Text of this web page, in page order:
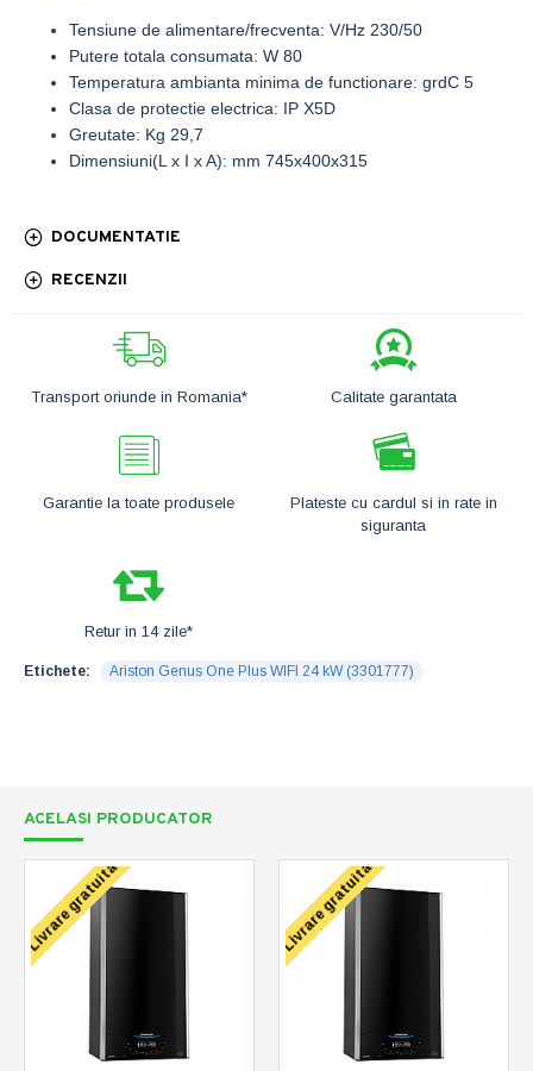
Transport oriunde in Romania* Calitate garantata
Garantie la toate produsele
Plateste cu cardul si in rate in
siguranta
Retur in 14 zile*
Tensiune de alimentare/frecventa: V/Hz 230/50
Putere totala consumata: W 80
Temperatura ambianta minima de functionare: grdC 5
Clasa de protectie electrica: IP X5D
Greutate: Kg 29,7
Dimensiuni(L x I x A): mm 745x400x315
DOCUMENTATIE
RECENZII
Etichete: Ariston Genus One Plus WIFI 24 kW (3301777)
ACELASI PRODUCATOR
Livrare gratuita Livrare gratuita